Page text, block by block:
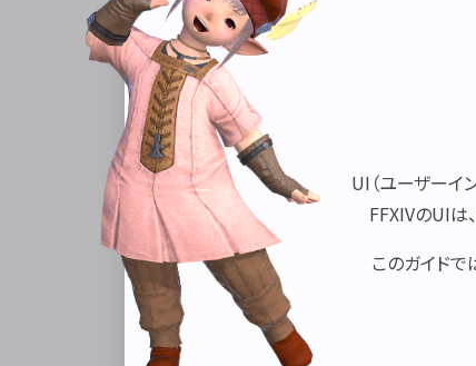
UI（ユーザーイ
FFXIVのUIは
このガイド